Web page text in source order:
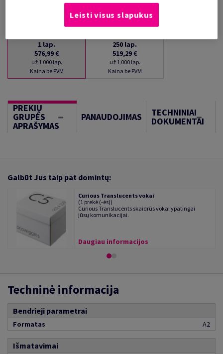
1 lap.
576,99 €
už 1 000 lap.
Kaina be PVM
250 lap.
519,29 €
už 1 000 lap.
Kaina be PVM
PREKIŲ
GRUPĖS
APRAŠYMAS
PANAUDOJIMAS TECHNINIAI
DOKUMENTAI
Galbūt Jus taip pat domintų:
Curious Translucents vokai
(1 prekė (-ės))
Curious Translucents skaidrūs vokai ypatingai
jūsų komunikacijai.
Daugiau informacijos
Techninė informacija
Bendrieji parametrai
Formatas A2
Išmatavimai
Leisti visus slapukus